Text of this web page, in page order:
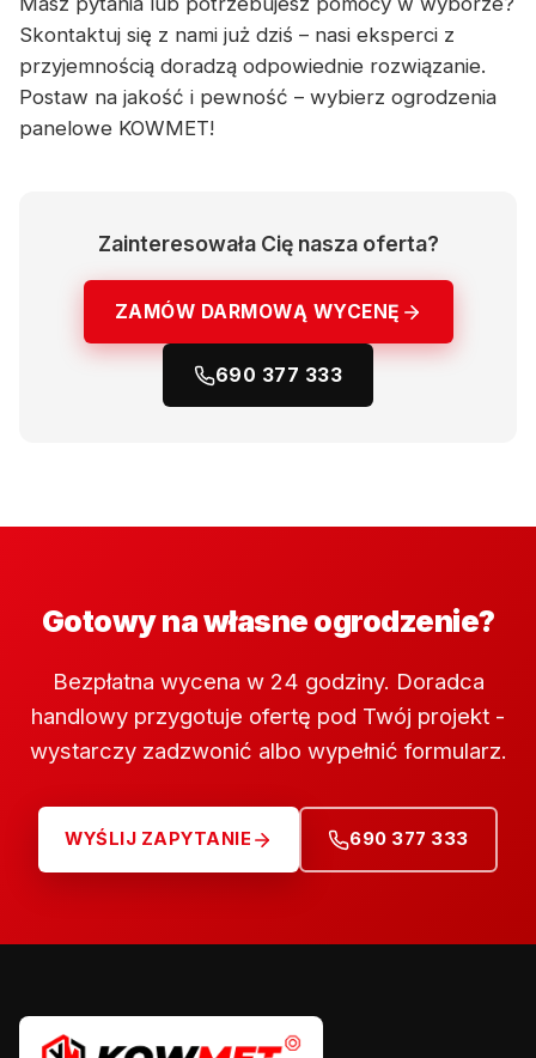
Skontaktuj się z nami już dziś – nasi eksperci z
przyjemnością doradzą odpowiednie rozwiązanie.
Postaw na jakość i pewność – wybierz ogrodzenia
panelowe KOWMET!
Zainteresowała Cię nasza oferta?
ZAMÓW DARMOWĄ WYCENĘ
690 377 333
Gotowy na własne ogrodzenie?
Bezpłatna wycena w 24 godziny. Doradca
handlowy przygotuje ofertę pod Twój projekt -
wystarczy zadzwonić albo wypełnić formularz.
WYŚLIJ ZAPYTANIE 690 377 333